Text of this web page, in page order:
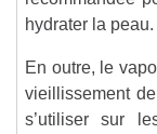
hydrater la peau.
En outre, le
vieillissement
s’utiliser sur